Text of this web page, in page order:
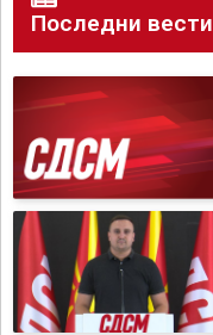
Последни вести